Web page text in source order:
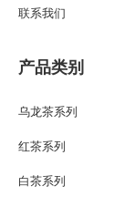
联系我们
产品类别
乌龙茶系列
红茶系列
白茶系列